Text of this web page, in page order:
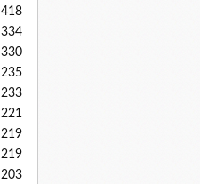
418
334
330
235
233
221
219
219
203